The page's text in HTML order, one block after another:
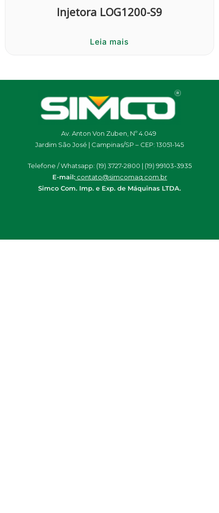
Injetora LOG1200-S9
Leia mais
Av. Anton Von Zuben, Nº 4.049
Jardim São José | Campinas/SP – CEP: 13051-145
Telefone / Whatsapp: (19) 3727-2800 | (19) 99103-3935
E-mail: contato@simcomaq.com.br
Simco Com. Imp. e Exp. de Máquinas LTDA.